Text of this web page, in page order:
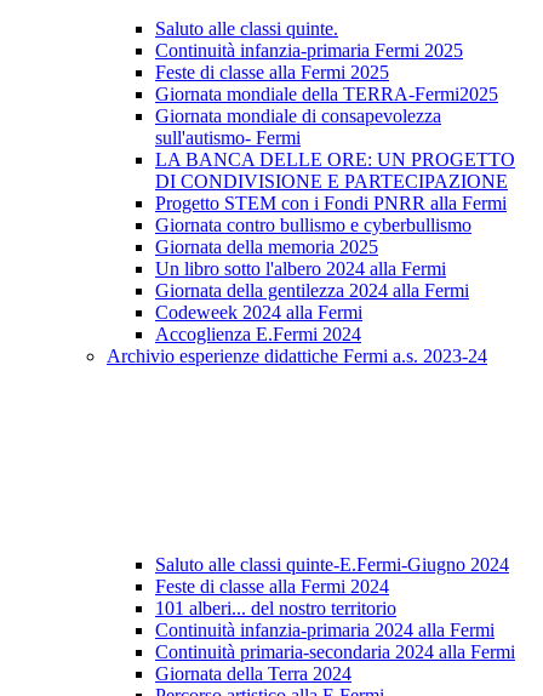
Saluto alle classi quinte.
Continuità infanzia-primaria Fermi 2025
Feste di classe alla Fermi 2025
Giornata mondiale della TERRA-Fermi2025
Giornata mondiale di consapevolezza
sull'autismo- Fermi
LA BANCA DELLE ORE: UN PROGETTO
DI CONDIVISIONE E PARTECIPAZIONE
Progetto STEM con i Fondi PNRR alla Fermi
Giornata contro bullismo e cyberbullismo
Giornata della memoria 2025
Un libro sotto l'albero 2024 alla Fermi
Giornata della gentilezza 2024 alla Fermi
Codeweek 2024 alla Fermi
Accoglienza E.Fermi 2024
Archivio esperienze didattiche Fermi a.s. 2023-24
Saluto alle classi quinte-E.Fermi-Giugno 2024
Feste di classe alla Fermi 2024
101 alberi... del nostro territorio
Continuità infanzia-primaria 2024 alla Fermi
Continuità primaria-secondaria 2024 alla Fermi
Giornata della Terra 2024